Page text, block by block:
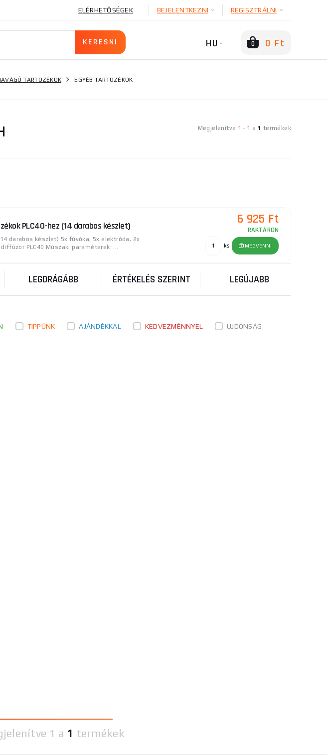
ELÉRHETŐSÉGEK BEJELENTKEZNI REGISZTRÁLNI
HU 0 0 Ft
TARTOZÉKOK EGYÉB TARTOZÉKOK
Megjelenítve 1 - 1 a 1 termékek
PLC40-hez (14 darabos készlet)
darabos készlet) 5x fúvóka, 5x elektróda, 2x
PLC40 Műszaki paraméterek: ...
6 925 Ft
RAKTÁRON
ks MEGVENNI
LEGDRÁGÁBB ÉRTÉKELÉS SZERINT LEGÚJABB
TIPPÜNK AJÁNDÉKKAL KEDVEZMÉNNYEL ÚJDONSÁG
1 a 1 termékek